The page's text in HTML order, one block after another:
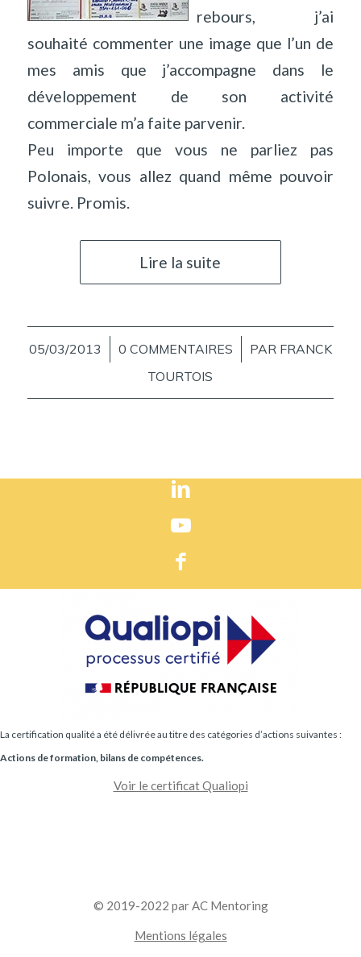
rebours, j’ai
souhaité commenter une image que l’un de
mes amis que j’accompagne dans le
développement de son activité
commerciale m’a faite parvenir.
Peu importe que vous ne parliez pas
Polonais, vous allez quand même pouvoir
suivre. Promis.
Lire la suite
05/03/2013
/ 0 COMMENTAIRES
/ PAR FRANCK
TOURTOIS
La certification qualité a été délivrée au titre des catégories d’actions suivantes :
Actions de formation, bilans de compétences.
Voir le certificat Qualiopi
© 2019-2022 par AC Mentoring
Mentions légales